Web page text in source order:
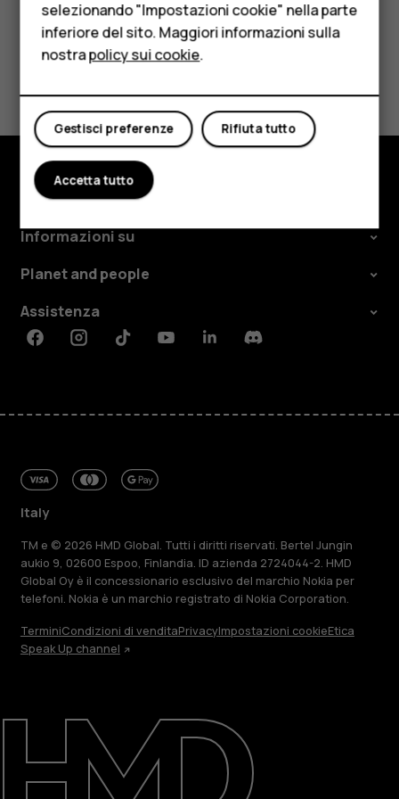
Tablet
Negozio
Il mio account
Ripara, riutilizza, ricicla
Sostenibilità
Assistenza
La tua posizione
Negozio
Informazioni su
Planet and people
Assistenza
FacebookInstagramTiktokYoutubeLinkedinDiscord
Italy
TM e © 2026 HMD Global. Tutti i diritti riservati. Bertel Jungin
aukio 9, 02600 Espoo, Finlandia. ID azienda 2724044-2. HMD
Global Oy è il concessionario esclusivo del marchio Nokia per
telefoni. Nokia è un marchio registrato di Nokia Corporation.
TerminiCondizioni di venditaPrivacyImpostazioni cookieEtica
Speak Up channel
selezionando "Impostazioni cookie" nella parte
inferiore del sito. Maggiori informazioni sulla
nostrapolicy sui cookie.
Rifiuta tutto
Gestisci preferenze
Accetta tutto